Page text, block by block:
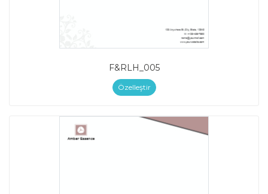
F&RLH_005
Özelleştir